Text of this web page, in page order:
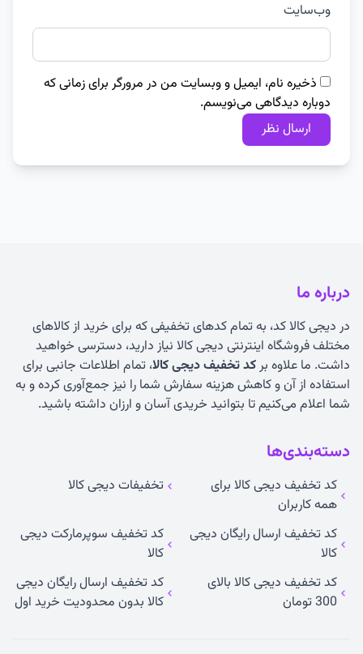
وب‌سایت
ذخیره نام، ایمیل و وبسایت من در مرورگر برای زمانی که
دوباره دیدگاهی می‌نویسم.
درباره ما
در دیجی کالا کد، به تمام کدهای تخفیفی که برای خرید از کالاهای
مختلف فروشگاه اینترنتی دیجی کالا نیاز دارید، دسترسی خواهید
داشت. ما علاوه برکد تخفیف دیجی کالا، تمام اطلاعات جانبی برای
استفاده از آن و کاهش هزینه سفارش شما را نیز جمع‌آوری کرده و به
شما اعلام می‌کنیم تا بتوانید خریدی آسان و ارزان داشته باشید.
دسته‌بندی‌ها
کد تخفیف دیجی کالا برای
همه کاربران
تخفیفات دیجی کالا
کد تخفیف ارسال رایگان دیجی
کالا
کد تخفیف سوپرمارکت دیجی
کالا
کد تخفیف دیجی کالا بالای
300 تومان
کد تخفیف ارسال رایگان دیجی
کالا بدون محدودیت خرید اول